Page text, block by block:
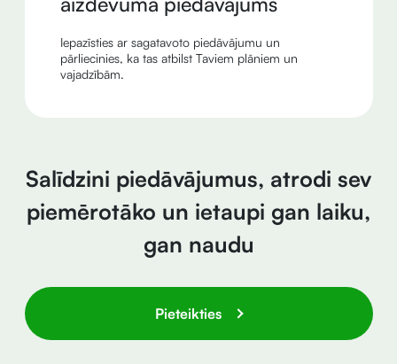
Iepazīsties ar sagatavoto piedāvājumu un
pārliecinies, ka tas atbilst Taviem plāniem un
vajadzībām.
Salīdzini piedāvājumus, atrodi sev
piemērotāko un ietaupi gan laiku,
gan naudu
Pieteikties